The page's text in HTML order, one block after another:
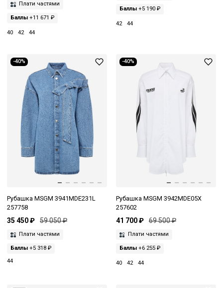
Плати частями
Баллы +11 671 ₽
40 42 44
Баллы+5 190 ₽
42 44
-40%
Рубашка MSGM 3941MDE231L
257758
35 450 ₽ 59 050 ₽
Плати частями
Баллы +5 318 ₽
44
-40%
Рубашка MSGM 3942MDE05X
257602
41 700 ₽ 69 500 ₽
Плати частями
Баллы+6 255 ₽
40 42 44